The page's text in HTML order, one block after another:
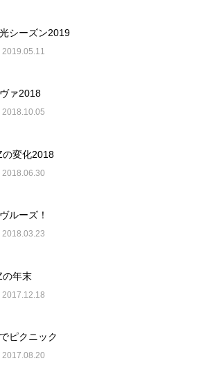
シーズン2019
2019.05.11
ァ2018
2018.10.05
の変化2018
2018.06.30
ルーズ！
2018.03.23
の年末
2017.12.18
ピクニック
2017.08.20